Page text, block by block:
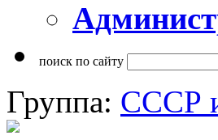
поиск по сайту
Группа: СССР